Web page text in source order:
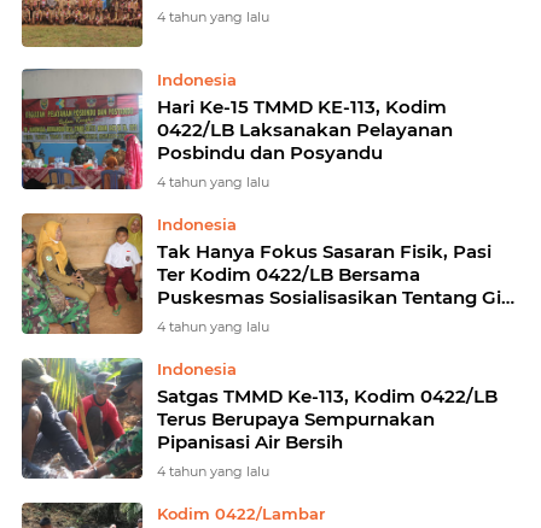
4 tahun yang lalu
Indonesia
Hari Ke-15 TMMD KE-113, Kodim
0422/LB Laksanakan Pelayanan
Posbindu dan Posyandu
4 tahun yang lalu
Indonesia
Tak Hanya Fokus Sasaran Fisik, Pasi
Ter Kodim 0422/LB Bersama
Puskesmas Sosialisasikan Tentang Gizi
Buruk
4 tahun yang lalu
Indonesia
Satgas TMMD Ke-113, Kodim 0422/LB
Terus Berupaya Sempurnakan
Pipanisasi Air Bersih
4 tahun yang lalu
Kodim 0422/Lambar